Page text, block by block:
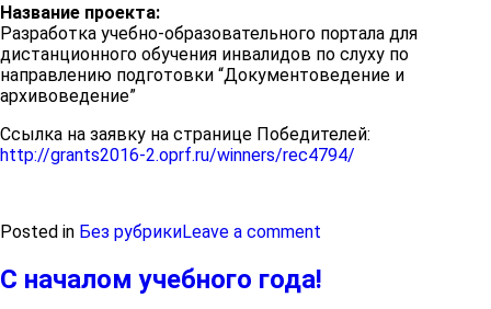
Название проекта:
Разработка учебно-образовательного портала для
дистанционного обучения инвалидов по слуху по
направлению подготовки “Документоведение и
архивоведение”
Ссылка на заявку на странице Победителей:
http://grants2016-2.oprf.ru/winners/rec4794/
Posted in Без рубрикиLeave a comment
С началом учебного года!